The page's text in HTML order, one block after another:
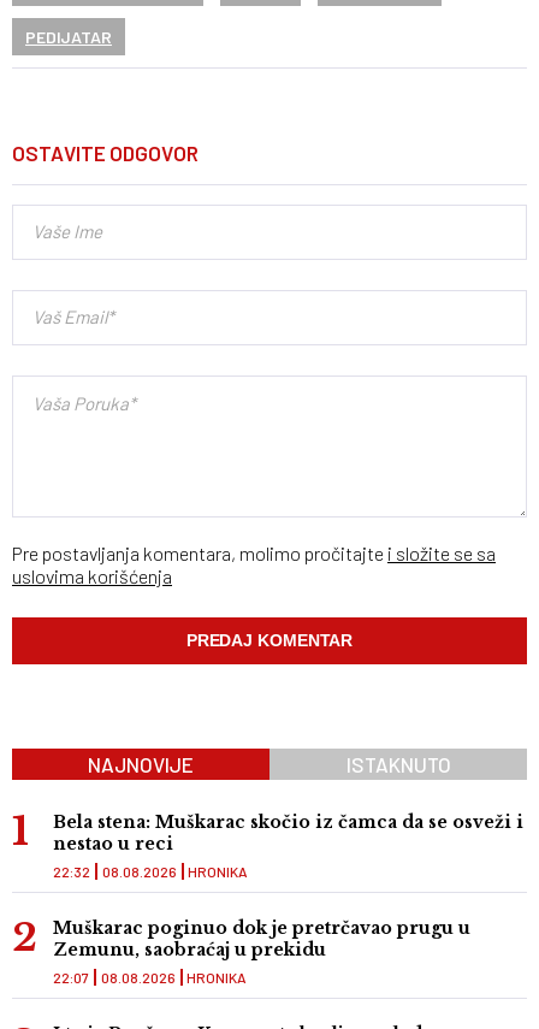
PEDIJATAR
OSTAVITE ODGOVOR
Pre postavljanja komentara, molimo pročitajte i složite se sa
uslovima korišćenja
NAJNOVIJE ISTAKNUTO
Bela stena: Muškarac skočio iz čamca da se osveži i
nestao u reci
HRONIKA
22:32 08.08.2026
Muškarac poginuo dok je pretrčavao prugu u
Zemunu, saobraćaj u prekidu
HRONIKA
22:07 08.08.2026